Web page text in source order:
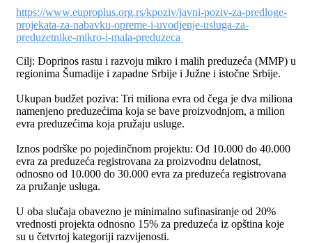
https://www.euproplus.org.rs/kpoziv/javni-poziv-za-predloge-
projekata-za-nabavku-opreme-i-uvodjenje-usluga-za-
preduzetnike-mikro-i-mala-preduzeca
Cilj: Doprinos rastu i razvoju mikro i malih preduzeća (MMP) u
regionima Šumadije i zapadne Srbije i Južne i istočne Srbije.
Ukupan budžet poziva: Tri miliona evra od čega je dva miliona
namenjeno preduzećima koja se bave proizvodnjom, a milion
evra preduzećima koja pružaju usluge.
Iznos podrške po pojedinčnom projektu: Od 10.000 do 40.000
evra za preduzeća registrovana za proizvodnu delatnost,
odnosno od 10.000 do 30.000 evra za preduzeća registrovana
za pružanje usluga.
U oba slučaja obavezno je minimalno sufinasiranje od 20%
vrednosti projekta odnosno 15% za preduzeća iz opština koje
su u četvrtoj kategoriji razvijenosti.